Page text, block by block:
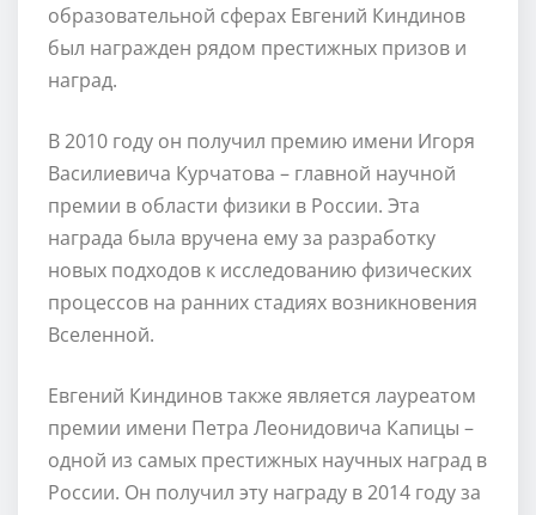
образовательной сферах Евгений Киндинов
был награжден рядом престижных призов и
наград.
В 2010 году он получил премию имени Игоря
Василиевича Курчатова – главной научной
премии в области физики в России. Эта
награда была вручена ему за разработку
новых подходов к исследованию физических
процессов на ранних стадиях возникновения
Вселенной.
Евгений Киндинов также является лауреатом
премии имени Петра Леонидовича Капицы –
одной из самых престижных научных наград в
России. Он получил эту награду в 2014 году за